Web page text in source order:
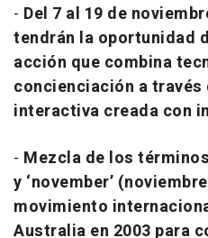
- Del 7 al 19 de
tendrán la oportunidad
acción que combina
concienciación a través
interactiva creada con
- Mezcla de los
y ‘november’
movimiento
Australia en 2003 para